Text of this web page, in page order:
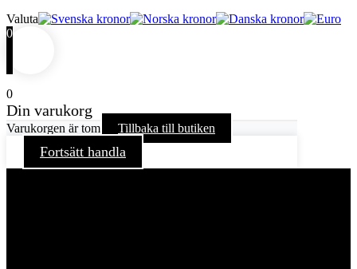
Valuta
0
0
Din varukorg
Varukorgen är tom Tillbaka till butiken
Fortsätt handla